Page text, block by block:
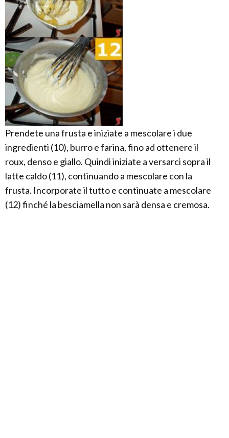
Prendete una frusta e iniziate a mescolare i due
ingredienti (10), burro e farina, fino ad ottenere il
roux, denso e giallo. Quindi iniziate a versarci sopra il
latte caldo (11), continuando a mescolare con la
frusta. Incorporate il tutto e continuate a mescolare
(12) finché la besciamella non sarà densa e cremosa.